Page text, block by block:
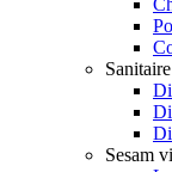
Sanitaire
Sesam